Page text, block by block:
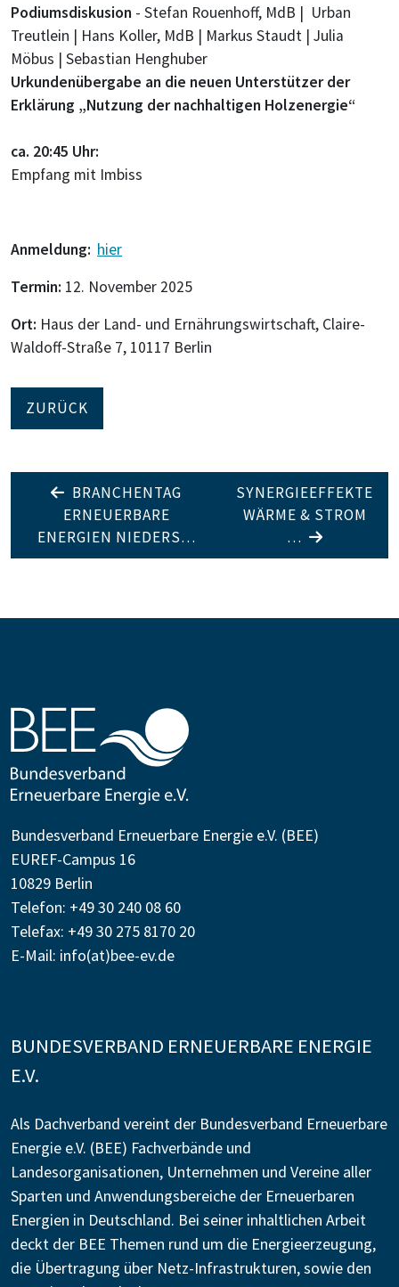
Podiumsdiskusion - Stefan Rouenhoff, MdB | Urban
Treutlein | Hans Koller, MdB | Markus Staudt | Julia
Möbus | Sebastian Henghuber
Urkundenübergabe an die neuen Unterstützer der
Erklärung „Nutzung der nachhaltigen Holzenergie“
ca. 20:45 Uhr:
Empfang mit Imbiss
Anmeldung: hier
Termin: 12. November 2025
Ort: Haus der Land- und Ernährungswirtschaft, Claire-
Waldoff-Straße 7, 10117 Berlin
ZURÜCK
BRANCHENTAG
ERNEUERBARE
ENERGIEN NIEDERS…
SYNERGIEEFFEKTE
WÄRME & STROM
…
Bundesverband Erneuerbare Energie e.V. (BEE)
EUREF-Campus 16
10829 Berlin
Telefon: +49 30 240 08 60
Telefax: +49 30 275 8170 20
E-Mail: info(at)bee-ev.de
BUNDESVERBAND ERNEUERBARE ENERGIE
E.V.
Als Dachverband vereint der Bundesverband Erneuerbare
Energie e.V. (BEE) Fachverbände und
Landesorganisationen, Unternehmen und Vereine aller
Sparten und Anwendungsbereiche der Erneuerbaren
Energien in Deutschland. Bei seiner inhaltlichen Arbeit
deckt der BEE Themen rund um die Energieerzeugung,
die Übertragung über Netz-Infrastrukturen, sowie den